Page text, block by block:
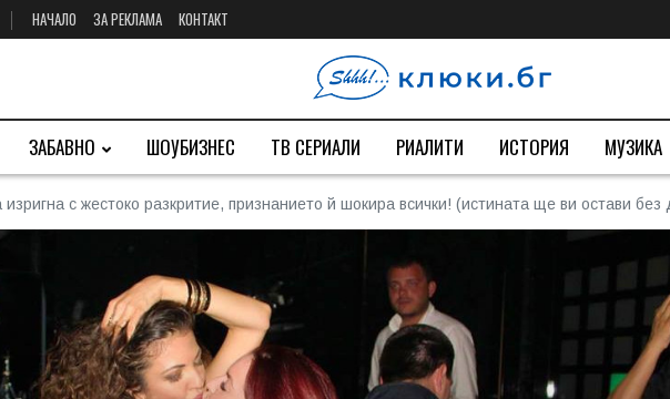
НАЧАЛО ЗА РЕКЛАМА КОНТАКТ
ЗАБАВНО ШОУБИЗНЕС ТВ СЕРИАЛИ РИАЛИТИ ИСТОРИЯ МУЗИКА
изригна с жестоко разкритие, признанието й шокира всички! (истината ще ви остави без